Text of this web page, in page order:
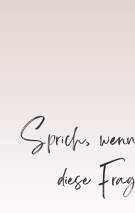
Sprich,
diese